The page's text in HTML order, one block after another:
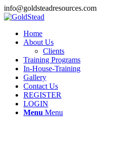
info@goldsteadresources.com
Home
About Us
Clients
Training Programs
In-House-Training
Gallery
Contact Us
REGISTER
LOGIN
Menu Menu